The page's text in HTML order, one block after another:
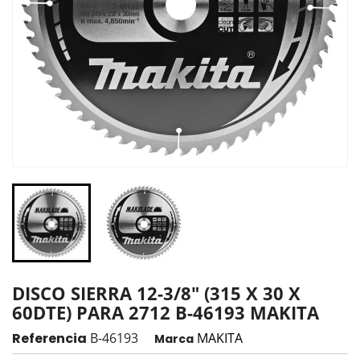
DISCO SIERRA 12-3/8" (315 X 30 X
60DTE) PARA 2712 B-46193 MAKITA
Referencia B-46193 Marca MAKITA